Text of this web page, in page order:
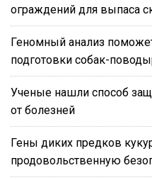
ограждений для выпаса
Геномный анализ
подготовки собак-
Ученые нашли способ
от болезней
Гены диких предков
продовольственную